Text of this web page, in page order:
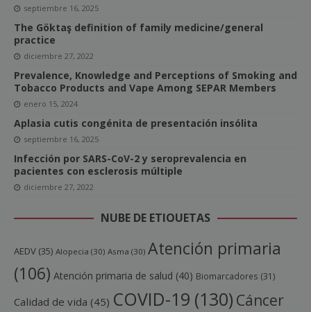
septiembre 16, 2025
The Göktaş definition of family medicine/general
practice
diciembre 27, 2022
Prevalence, Knowledge and Perceptions of Smoking and
Tobacco Products and Vape Among SEPAR Members
enero 15, 2024
Aplasia cutis congénita de presentación insólita
septiembre 16, 2025
Infección por SARS-CoV-2 y seroprevalencia en
pacientes con esclerosis múltiple
diciembre 27, 2022
NUBE DE ETIQUETAS
AEDV (35) Alopecia (30) Asma (30) Atención primaria
(106) Atención primaria de salud (40) Biomarcadores (31)
Calidad de vida (45) COVID-19 (130) Cáncer